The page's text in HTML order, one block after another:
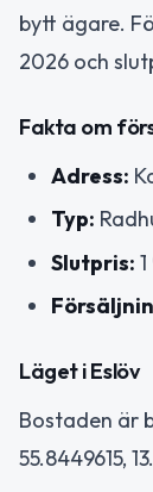
bytt ägare.
2026 och
Fakta om
Adress:
Typ:
Slutpris:
Läget i Eslöv
Bostaden är
55.8449615,